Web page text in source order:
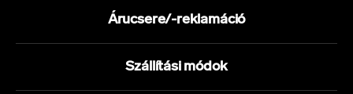
Árucsere/-reklamáció
Szállítási módok